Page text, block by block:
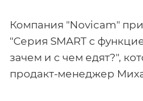
Компания "Novicam"
"Серия SMART с
зачем и с чем едят?",
продакт-менеджер